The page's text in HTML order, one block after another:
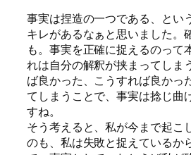
事実は捏造の一つである、とい
キレがあるなぁと思いました。
も。事実を正確に捉えるのって
れは自分の解釈が挟まってしま
ば良かった、こうすれば良かっ
てしまうことで、事実は捻じ曲
すね。
そう考えると、私が今まで起こ
のも、私は失敗と捉えているか